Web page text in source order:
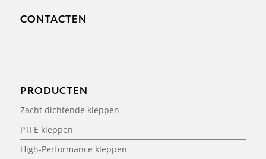
CONTACTEN
PRODUCTEN
Zacht dichtende kleppen
PTFE kleppen
High-Performance kleppen